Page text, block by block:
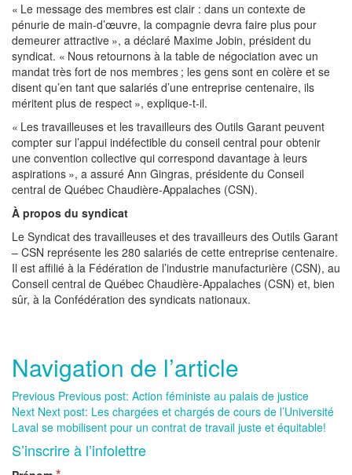
« Le message des membres est clair : dans un contexte de
pénurie de main-d’œuvre, la compagnie devra faire plus pour
demeurer attractive », a déclaré Maxime Jobin, président du
syndicat. « Nous retournons à la table de négociation avec un
mandat très fort de nos membres ; les gens sont en colère et se
disent qu’en tant que salariés d’une entreprise centenaire, ils
méritent plus de respect », explique-t-il.
« Les travailleuses et les travailleurs des Outils Garant peuvent
compter sur l’appui indéfectible du conseil central pour obtenir
une convention collective qui correspond davantage à leurs
aspirations », a assuré Ann Gingras, présidente du Conseil
central de Québec Chaudière-Appalaches (CSN).
À propos du syndicat
Le Syndicat des travailleuses et des travailleurs des Outils Garant
– CSN représente les 280 salariés de cette entreprise centenaire.
Il est affilié à la Fédération de l’industrie manufacturière (CSN), au
Conseil central de Québec Chaudière-Appalaches (CSN) et, bien
sûr, à la Confédération des syndicats nationaux.
Navigation de l’article
Previous Previous post: Action féministe au palais de justice
Next Next post: Les chargées et chargés de cours de l’Université
Laval se mobilisent pour un contrat de travail juste et équitable!
S’inscrire à l’infolettre